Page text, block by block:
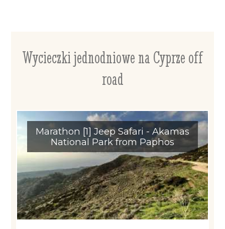
Wycieczki jednodniowe na Cyprze off
road
Marathon [1] Jeep Safari - Akamas
National Park from Paphos